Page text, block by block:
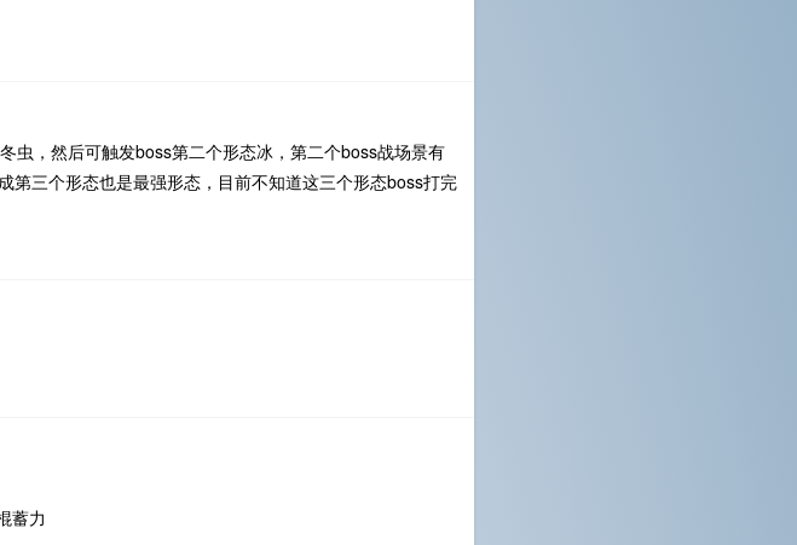
虫，然后可触发boss第二个形态冰，第二个boss战场景有
第三个形态也是最强形态，目前不知道这三个形态boss打完
蓄力